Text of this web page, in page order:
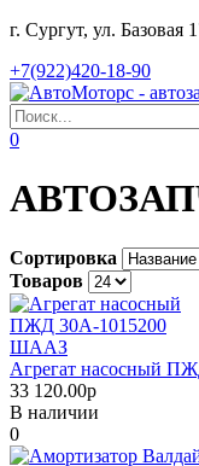
г. Сургут, ул. Базовая
+7(922)420-18-90
0
Сортировка
Товаров
Агрегат насосный
33 120.00р
В наличии
0